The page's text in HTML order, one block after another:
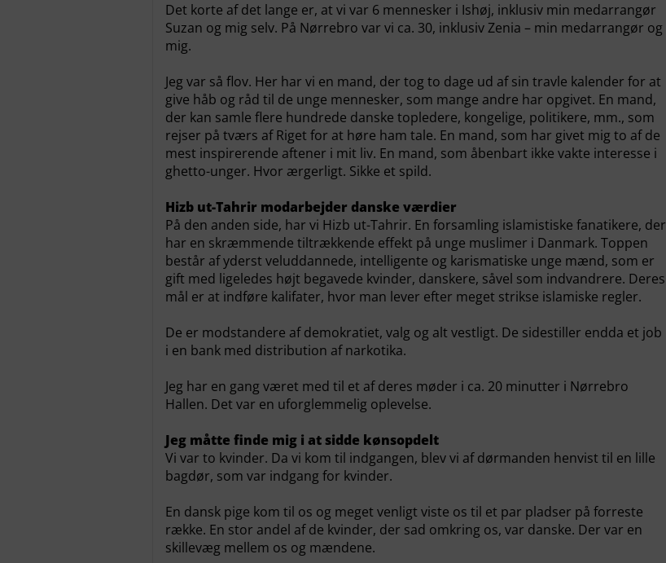
Det korte af det lange er, at vi var 6 mennesker i Ishøj, inklusiv min medarrangør
Suzan og mig selv. På Nørrebro var vi ca. 30, inklusiv Zenia – min medarrangør og
mig.
Jeg var så flov. Her har vi en mand, der tog to dage ud af sin travle kalender for at
give håb og råd til de unge mennesker, som mange andre har opgivet. En mand,
der kan samle flere hundrede danske topledere, kongelige, politikere, mm., som
rejser på tværs af Riget for at høre ham tale. En mand, som har givet mig to af de
mest inspirerende aftener i mit liv. En mand, som åbenbart ikke vakte interesse i
ghetto-unger. Hvor ærgerligt. Sikke et spild.
Hizb ut-Tahrir modarbejder danske værdier
På den anden side, har vi Hizb ut-Tahrir. En forsamling islamistiske fanatikere, der
har en skræmmende tiltrækkende effekt på unge muslimer i Danmark. Toppen
består af yderst veluddannede, intelligente og karismatiske unge mænd, som er
gift med ligeledes højt begavede kvinder, danskere, såvel som indvandrere. Deres
mål er at indføre kalifater, hvor man lever efter meget strikse islamiske regler.
De er modstandere af demokratiet, valg og alt vestligt. De sidestiller endda et job
i en bank med distribution af narkotika.
Jeg har en gang været med til et af deres møder i ca. 20 minutter i Nørrebro
Hallen. Det var en uforglemmelig oplevelse.
Jeg måtte finde mig i at sidde kønsopdelt
Vi var to kvinder. Da vi kom til indgangen, blev vi af dørmanden henvist til en lille
bagdør, som var indgang for kvinder.
En dansk pige kom til os og meget venligt viste os til et par pladser på forreste
række. En stor andel af de kvinder, der sad omkring os, var danske. Der var en
skillevæg mellem os og mændene.